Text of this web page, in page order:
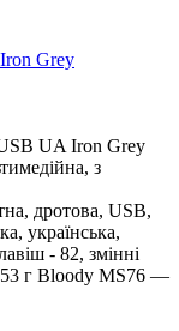
Grey
UA Iron Grey
з
дротова, USB,
українська,
- 82, змінні
г Bloody MS76 —